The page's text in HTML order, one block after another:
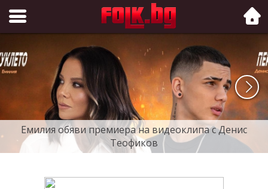
Folk.bg
Емилия обяви премиера на видеоклипа с Денис
Теофиков